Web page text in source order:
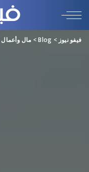
فيفو نيوز >
Blog
> مال وأعمال